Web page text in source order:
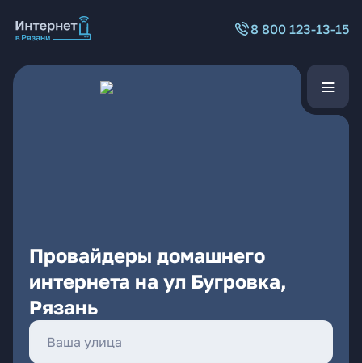
8 800 123-13-15
Провайдеры домашнего
интернета на ул Бугровка,
Рязань